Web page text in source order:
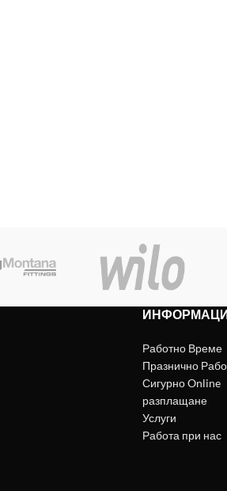
Работно Време
Празнично
Сигурно Online
разплащане
Услуги
Работа при нас